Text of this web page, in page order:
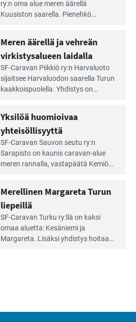
ry:n oma alue meren äärellä
Kuusiston saarella. Pie­nehkö
Meren äärellä ja vehreän
virkistysalueen laidalla
SF-Caravan Piikkiö ry:n Harvaluoto
sijait­see Harvaluodon saarella Turun
kaakkois­puolella. Yhdistys on
virkistysalueesta.
Yksilöä huomioivaa
yhteisöllisyyttä
SF-Caravan Sauvon seutu ry:n
Sarapisto on kaunis caravan-alue
meren rannalla, vasta­päätä Kemiön
kymmenen paikkaa ilman sähköä.
Merellinen Margareta Turun
liepeillä
SF-Caravan Turku ry:llä on kaksi
omaa aluet­ta: Kesäniemi ja
Margareta. Lisäksi yhdis­tys hoitaa